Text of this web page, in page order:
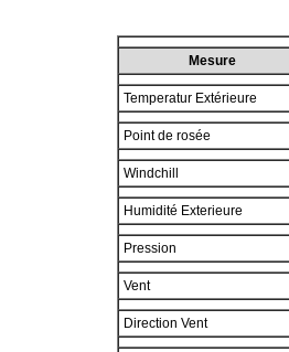
Mesure
Temperatur Extérieure
Point de rosée
Windchill
Humidité Exterieure
Pression
Vent
Direction Vent